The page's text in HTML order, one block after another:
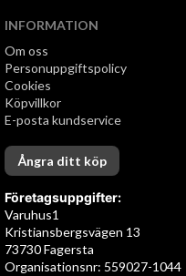
INFORMATION
Om oss
Personuppgiftspolicy
Cookies
Köpvillkor
E-posta kundservice
Ångra ditt köp
Företagsuppgifter:
Varuhus1
Kristiansbergsvägen 13
73730 Fagersta
Organisationsnr: 559027-1044